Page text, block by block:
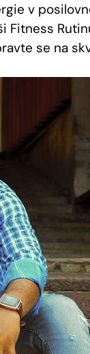
v
Fitness
se na